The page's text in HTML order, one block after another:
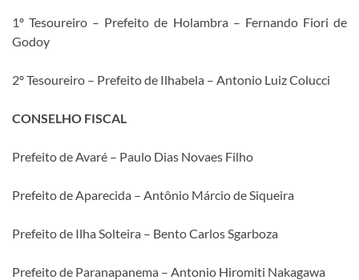
1º Tesoureiro – Prefeito de Holambra – Fernando Fiori de
Godoy
2º Tesoureiro – Prefeito de Ilhabela – Antonio Luiz Colucci
CONSELHO FISCAL
Prefeito de Avaré – Paulo Dias Novaes Filho
Prefeito de Aparecida – Antônio Márcio de Siqueira
Prefeito de Ilha Solteira – Bento Carlos Sgarboza
Prefeito de Paranapanema – Antonio Hiromiti Nakagawa